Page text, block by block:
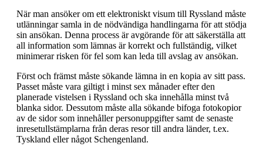
När man ansöker om ett elektroniskt visum till Ryssland måste
utlänningar samla in de nödvändiga handlingarna för att stödja
sin ansökan. Denna process är avgörande för att säkerställa att
all information som lämnas är korrekt och fullständig, vilket
minimerar risken för fel som kan leda till avslag av ansökan.
Först och främst måste sökande lämna in en kopia av sitt pass.
Passet måste vara giltigt i minst sex månader efter den
planerade vistelsen i Ryssland och ska innehålla minst två
blanka sidor. Dessutom måste alla sökande bifoga fotokopior
av de sidor som innehåller personuppgifter samt de senaste
inresetullstämplarna från deras resor till andra länder, t.ex.
Tyskland eller något Schengenland.